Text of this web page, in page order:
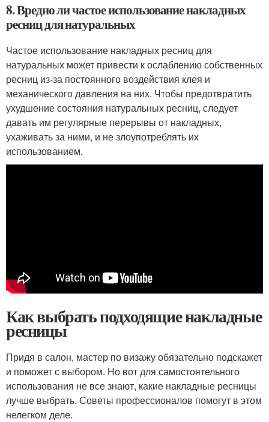
8. Вредно ли частое использование накладных
ресниц для натуральных
Частое использование накладных ресниц для
натуральных может привести к ослаблению собственных
ресниц из-за постоянного воздействия клея и
механического давления на них. Чтобы предотвратить
ухудшение состояния натуральных ресниц, следует
давать им регулярные перерывы от накладных,
ухаживать за ними, и не злоупотреблять их
использованием.
Как выбрать подходящие накладные
ресницы
Придя в салон, мастер по визажу обязательно подскажет
и поможет с выбором. Но вот для самостоятельного
использования не все знают, какие накладные ресницы
лучше выбрать. Советы профессионалов помогут в этом
нелегком деле.